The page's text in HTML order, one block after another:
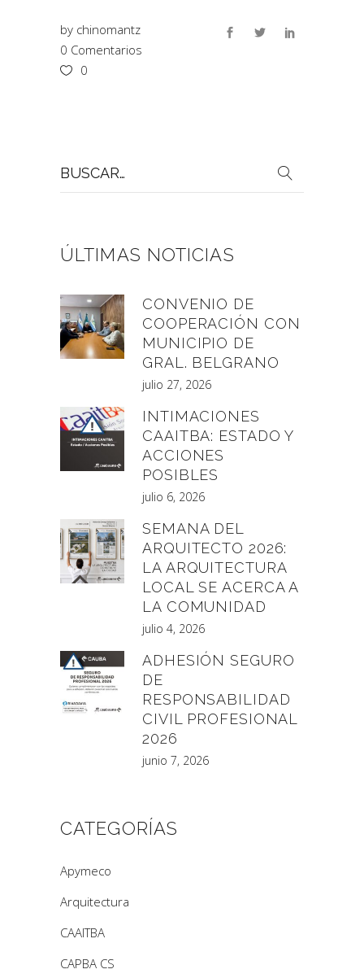
by chinomantz
0 Comentarios
0
por:
ÚLTIMAS NOTICIAS
CONVENIO DE
COOPERACIÓN CON
MUNICIPIO DE
GRAL. BELGRANO
julio 27, 2026
INTIMACIONES
CAAITBA: ESTADO Y
ACCIONES
POSIBLES
julio 6, 2026
SEMANA DEL
ARQUITECTO 2026:
LA ARQUITECTURA
LOCAL SE ACERCA A
LA COMUNIDAD
julio 4, 2026
ADHESIÓN SEGURO
DE
RESPONSABILIDAD
CIVIL PROFESIONAL
2026
junio 7, 2026
CATEGORÍAS
Apymeco
Arquitectura
CAAITBA
CAPBA CS